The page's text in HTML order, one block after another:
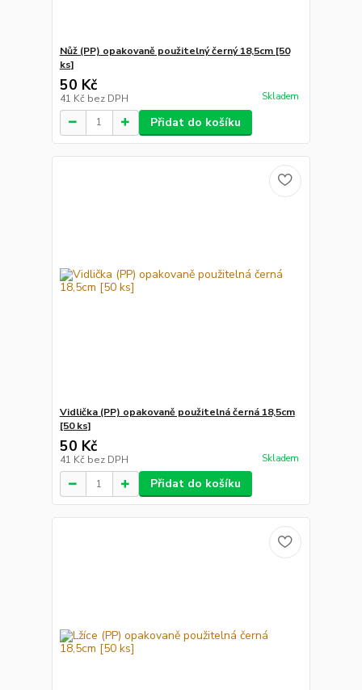
Nůž (PP) opakovaně použitelný černý 18,5cm [50
ks]
50 Kč
41 Kč bez DPH Skladem
Přidat do košíku
Vidlička (PP) opakovaně použitelná černá 18,5cm
[50 ks]
50 Kč
41 Kč bez DPH Skladem
Přidat do košíku